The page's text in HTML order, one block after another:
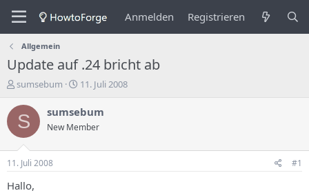
Anmelden Registrieren
Allgemein
Update auf .24 bricht ab
E
s
t
e
e
r
sumsebum
E
s
e
11. Juli 2008
S sumsebum
New Member
11. Juli 2008 #1
Hallo,